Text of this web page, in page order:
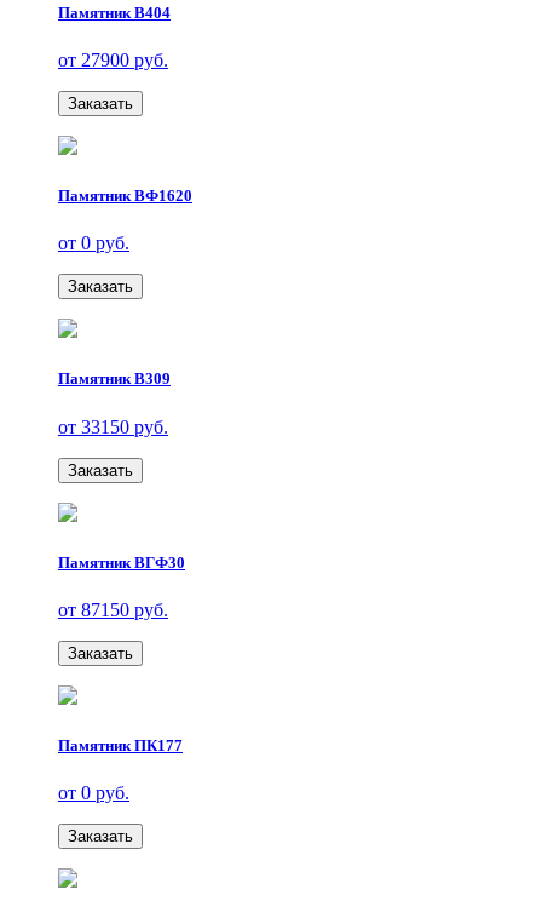
Памятник В404
от 27900 руб.
Заказать
Памятник ВФ1620
от 0 руб.
Заказать
Памятник В309
от 33150 руб.
Заказать
Памятник ВГФ30
от 87150 руб.
Заказать
Памятник ПК177
от 0 руб.
Заказать